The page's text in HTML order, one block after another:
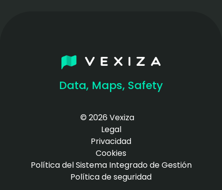
Data, Maps, Safety
© 2026 Vexiza
Legal
Privacidad
Cookies
Política del Sistema Integrado de Gestión
Política de seguridad